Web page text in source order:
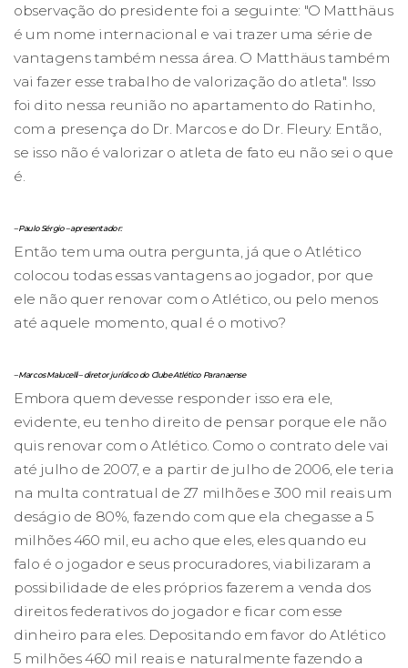
observação do presidente foi a seguinte: "O Matthäus
é um nome internacional e vai trazer uma série de
vantagens também nessa área. O Matthäus também
vai fazer esse trabalho de valorização do atleta". Isso
foi dito nessa reunião no apartamento do Ratinho,
com a presença do Dr. Marcos e do Dr. Fleury. Então,
se isso não é valorizar o atleta de fato eu não sei o que
é.
– Paulo Sérgio – apresentador:
Então tem uma outra pergunta, já que o Atlético
colocou todas essas vantagens ao jogador, por que
ele não quer renovar com o Atlético, ou pelo menos
até aquele momento, qual é o motivo?
– Marcos Malucelli – diretor jurídico do Clube Atlético Paranaense
Embora quem devesse responder isso era ele,
evidente, eu tenho direito de pensar porque ele não
quis renovar com o Atlético. Como o contrato dele vai
até julho de 2007, e a partir de julho de 2006, ele teria
na multa contratual de 27 milhões e 300 mil reais um
deságio de 80%, fazendo com que ela chegasse a 5
milhões 460 mil, eu acho que eles, eles quando eu
falo é o jogador e seus procuradores, viabilizaram a
possibilidade de eles próprios fazerem a venda dos
direitos federativos do jogador e ficar com esse
dinheiro para eles. Depositando em favor do Atlético
5 milhões 460 mil reais e naturalmente fazendo a